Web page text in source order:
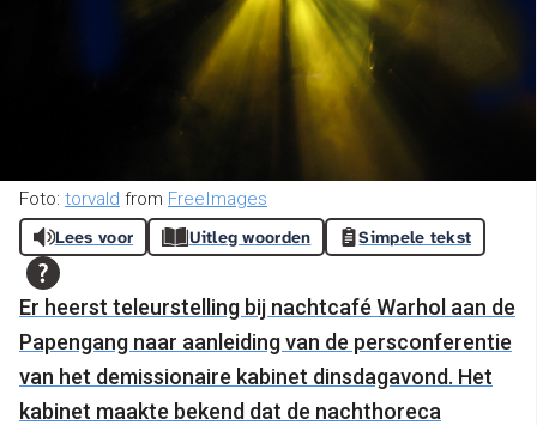
Foto: torvald from FreeImages
Lees voor
Uitleg woorden Simpele tekst
Er heerst teleurstelling bij nachtcafé Warhol aan de
Papengang naar aanleiding van de persconferentie
van het demissionaire kabinet dinsdagavond. Het
kabinet maakte bekend dat de nachthoreca